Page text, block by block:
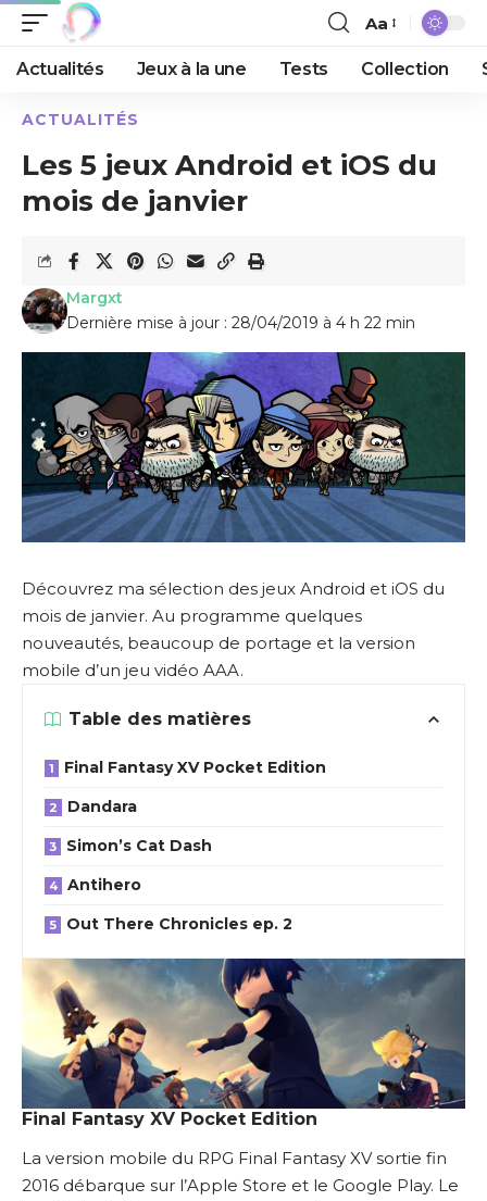
Aa
Actualités Jeux à la une Tests Collection
ACTUALITÉS
Les 5 jeux Android et iOS du
mois de janvier
Dernière mise à jour : 28/04/2019 à 4 h 22 min
Margxt
Découvrez ma sélection des jeux Android et iOS du
mois de janvier. Au programme quelques
nouveautés, beaucoup de portage et la version
mobile d’un jeu vidéo AAA.
Table des matières
Final Fantasy XV Pocket Edition
Dandara
Simon’s Cat Dash
Antihero
Out There Chronicles ep. 2
Final Fantasy XV Pocket Edition
La version mobile du RPG Final Fantasy XV sortie fin
2016 débarque sur l’Apple Store et le Google Play. Le